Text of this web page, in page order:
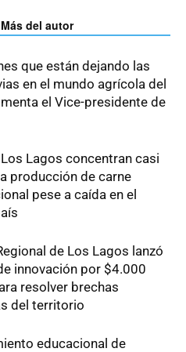
Más del autor
que están dejando las
en el mundo agrícola del
el Vice-presidente de
Lagos concentran casi
producción de carne
pese a caída en el
de Los Lagos lanzó
innovación por $4.000
resolver brechas
del territorio
educacional de